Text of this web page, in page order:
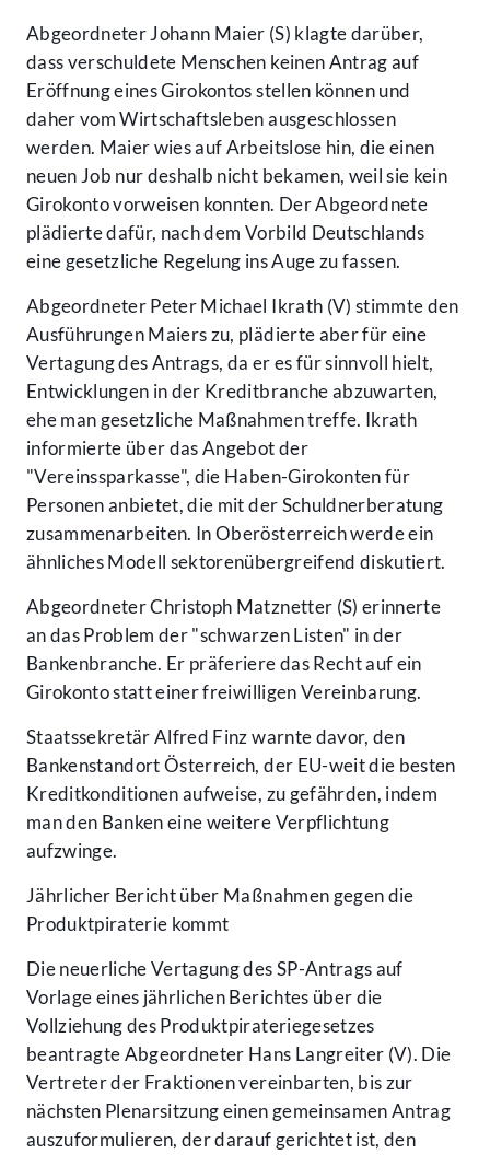
Abgeordneter Johann Maier (S) klagte darüber,
dass verschuldete Menschen keinen Antrag auf
Eröffnung eines Girokontos stellen können und
daher vom Wirtschaftsleben ausgeschlossen
werden. Maier wies auf Arbeitslose hin, die einen
neuen Job nur deshalb nicht bekamen, weil sie kein
Girokonto vorweisen konnten. Der Abgeordnete
plädierte dafür, nach dem Vorbild Deutschlands
eine gesetzliche Regelung ins Auge zu fassen.
Abgeordneter Peter Michael Ikrath (V) stimmte den
Ausführungen Maiers zu, plädierte aber für eine
Vertagung des Antrags, da er es für sinnvoll hielt,
Entwicklungen in der Kreditbranche abzuwarten,
ehe man gesetzliche Maßnahmen treffe. Ikrath
informierte über das Angebot der
"Vereinssparkasse", die Haben-Girokonten für
Personen anbietet, die mit der Schuldnerberatung
zusammenarbeiten. In Oberösterreich werde ein
ähnliches Modell sektorenübergreifend diskutiert.
Abgeordneter Christoph Matznetter (S) erinnerte
an das Problem der "schwarzen Listen" in der
Bankenbranche. Er präferiere das Recht auf ein
Girokonto statt einer freiwilligen Vereinbarung.
Staatssekretär Alfred Finz warnte davor, den
Bankenstandort Österreich, der EU-weit die besten
Kreditkonditionen aufweise, zu gefährden, indem
man den Banken eine weitere Verpflichtung
aufzwinge.
Jährlicher Bericht über Maßnahmen gegen die
Produktpiraterie kommt
Die neuerliche Vertagung des SP-Antrags auf
Vorlage eines jährlichen Berichtes über die
Vollziehung des Produktpirateriegesetzes
beantragte Abgeordneter Hans Langreiter (V). Die
Vertreter der Fraktionen vereinbarten, bis zur
nächsten Plenarsitzung einen gemeinsamen Antrag
auszuformulieren, der darauf gerichtet ist, den